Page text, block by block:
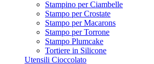
Stampino per Ciambelle
Stampo per Crostate
Stampo per Macarons
Stampo per Torrone
Stampo Plumcake
Tortiere in Silicone
Utensili Cioccolato